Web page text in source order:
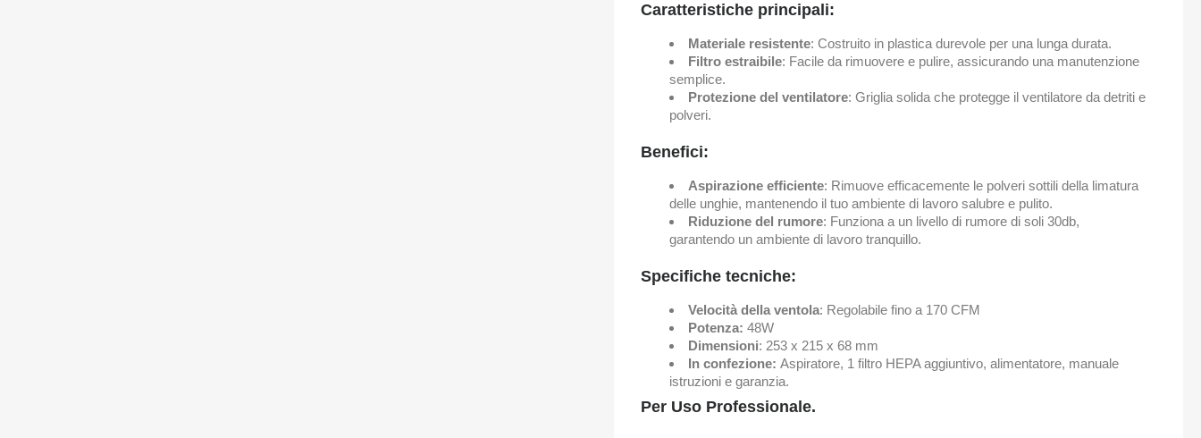
Caratteristiche principali:
Materiale resistente: Costruito in plastica durevole per una lunga durata.
Filtro estraibile: Facile da rimuovere e pulire, assicurando una manutenzione
semplice.
Protezione del ventilatore: Griglia solida che protegge il ventilatore da detriti e
polveri.
Benefici:
Aspirazione efficiente: Rimuove efficacemente le polveri sottili della limatura
delle unghie, mantenendo il tuo ambiente di lavoro salubre e pulito.
Riduzione del rumore: Funziona a un livello di rumore di soli 30db,
garantendo un ambiente di lavoro tranquillo.
Specifiche tecniche:
Velocità della ventola: Regolabile fino a 170 CFM
Potenza: 48W
Dimensioni: 253 x 215 x 68 mm
In confezione: Aspiratore, 1 filtro HEPA aggiuntivo, alimentatore, manuale
istruzioni e garanzia.
Per Uso Professionale.